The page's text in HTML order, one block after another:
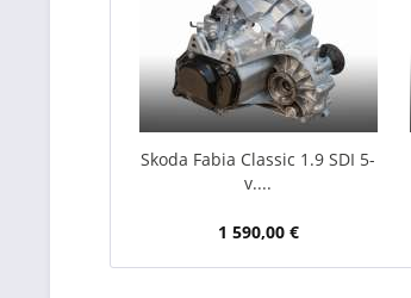
Skoda Fabia Classic 1.9 SDI 5-
v....
1 590,00 €